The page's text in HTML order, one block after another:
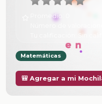
Promedio:
Sin
Matemáticas
🎒 Agregar a mi